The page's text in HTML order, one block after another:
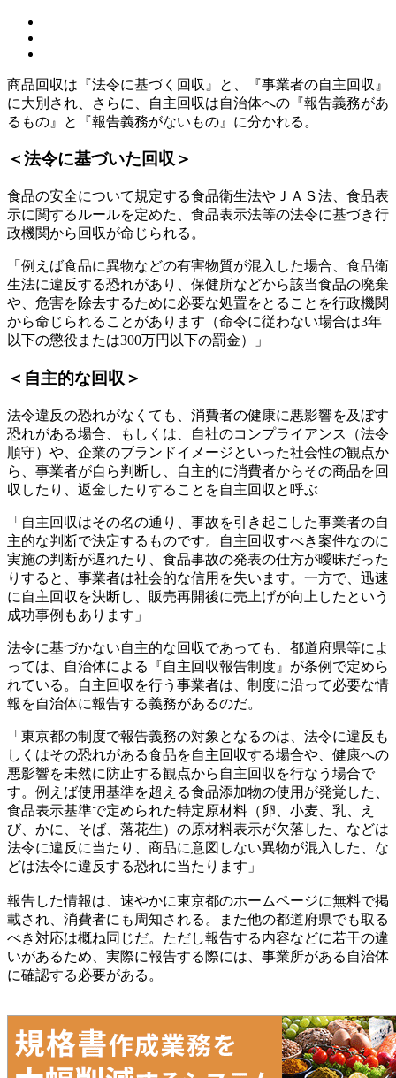
商品回収は『法令に基づく回収』と、『事業者の自主回収』
に大別され、さらに、自主回収は自治体への『報告義務があ
るもの』と『報告義務がないもの』に分かれる。
＜法令に基づいた回収＞
食品の安全について規定する食品衛生法やＪＡＳ法、食品表
示に関するルールを定めた、食品表示法等の法令に基づき行
政機関から回収が命じられる。
「例えば食品に異物などの有害物質が混入した場合、食品衛
生法に違反する恐れがあり、保健所などから該当食品の廃棄
や、危害を除去するために必要な処置をとることを行政機関
から命じられることがあります（命令に従わない場合は3年
以下の懲役または300万円以下の罰金）」
＜自主的な回収＞
法令違反の恐れがなくても、消費者の健康に悪影響を及ぼす
恐れがある場合、もしくは、自社のコンプライアンス（法令
順守）や、企業のブランドイメージといった社会性の観点か
ら、事業者が自ら判断し、自主的に消費者からその商品を回
収したり、返金したりすることを自主回収と呼ぶ
「自主回収はその名の通り、事故を引き起こした事業者の自
主的な判断で決定するものです。自主回収すべき案件なのに
実施の判断が遅れたり、食品事故の発表の仕方が曖昧だった
りすると、事業者は社会的な信用を失います。一方で、迅速
に自主回収を決断し、販売再開後に売上げが向上したという
成功事例もあります」
法令に基づかない自主的な回収であっても、都道府県等によ
っては、自治体による『自主回収報告制度』が条例で定めら
れている。自主回収を行う事業者は、制度に沿って必要な情
報を自治体に報告する義務があるのだ。
「東京都の制度で報告義務の対象となるのは、法令に違反も
しくはその恐れがある食品を自主回収する場合や、健康への
悪影響を未然に防止する観点から自主回収を行なう場合で
す。例えば使用基準を超える食品添加物の使用が発覚した、
食品表示基準で定められた特定原材料（卵、小麦、乳、え
び、かに、そば、落花生）の原材料表示が欠落した、などは
法令に違反に当たり、商品に意図しない異物が混入した、な
どは法令に違反する恐れに当たります」
報告した情報は、速やかに東京都のホームページに無料で掲
載され、消費者にも周知される。また他の都道府県でも取る
べき対応は概ね同じだ。ただし報告する内容などに若干の違
いがあるため、実際に報告する際には、事業所がある自治体
に確認する必要がある。